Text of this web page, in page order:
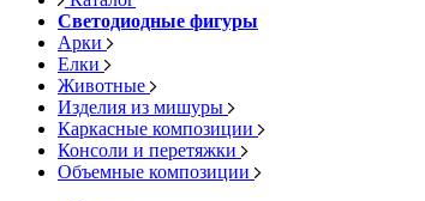
Светодиодные фигуры
Арки
Елки
Животные
Изделия из мишуры
Каркасные композиции
Консоли и перетяжки
Объемные композиции